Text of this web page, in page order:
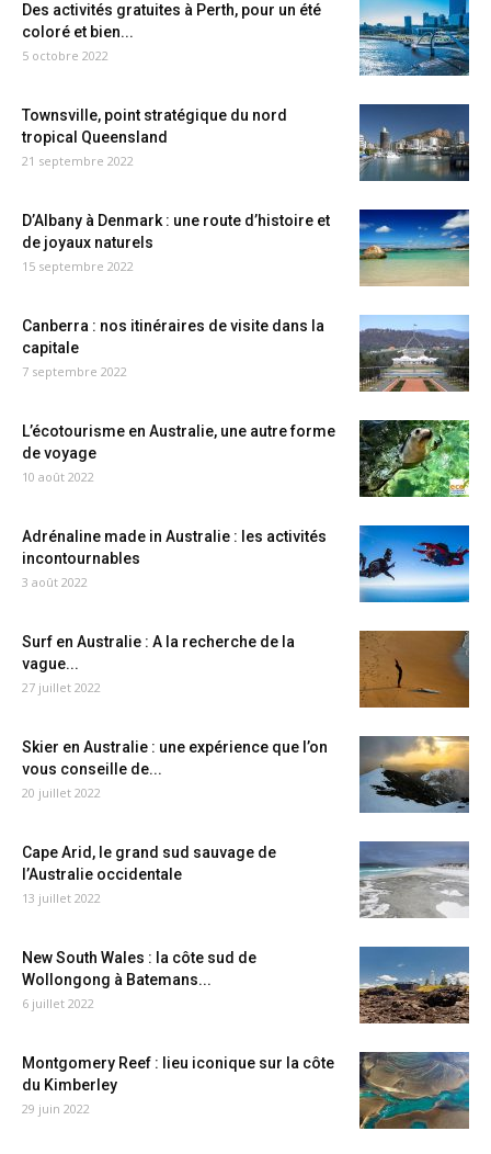
Des activités gratuites à Perth, pour un été
coloré et bien...
5 octobre 2022
Townsville, point stratégique du nord
tropical Queensland
21 septembre 2022
D’Albany à Denmark : une route d’histoire et
de joyaux naturels
15 septembre 2022
Canberra : nos itinéraires de visite dans la
capitale
7 septembre 2022
L’écotourisme en Australie, une autre forme
de voyage
10 août 2022
Adrénaline made in Australie : les activités
incontournables
3 août 2022
Surf en Australie : A la recherche de la
vague...
27 juillet 2022
Skier en Australie : une expérience que l’on
vous conseille de...
20 juillet 2022
Cape Arid, le grand sud sauvage de
l’Australie occidentale
13 juillet 2022
New South Wales : la côte sud de
Wollongong à Batemans...
6 juillet 2022
Montgomery Reef : lieu iconique sur la côte
du Kimberley
29 juin 2022